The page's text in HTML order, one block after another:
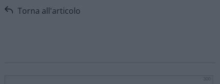
Torna all'articolo